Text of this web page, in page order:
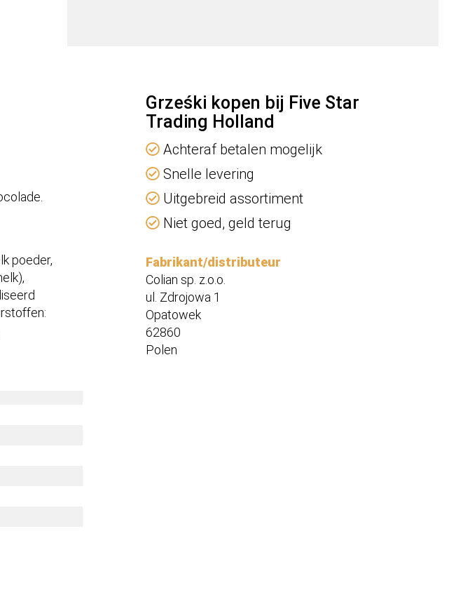
poeder,
Grześki kopen bij Five Star
Trading Holland
Achteraf betalen mogelijk
Snelle levering
Uitgebreid assortiment
Niet goed, geld terug
Fabrikant/distributeur
Colian sp. z.o.o.
ul. Zdrojowa 1
Opatowek
62860
Polen